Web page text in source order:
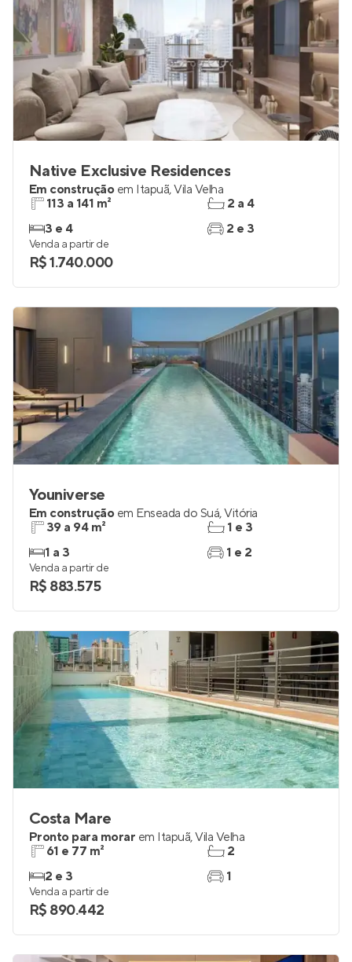
Native Exclusive Residences
Em construção em Itapuã,Vila Velha
113 a 141 m²
3 e 4
2 a 4
2 e 3
Venda a partir de
R$ 1.740.000
Youniverse
Em construção em Enseada do Suá,Vitória
39 a 94 m²
1 a 3
1 e 3
1 e 2
Venda a partir de
R$ 883.575
Costa Mare
Pronto para morar em Itapuã,Vila Velha
61 e 77 m²
2 e 3
2
1
Venda a partir de
R$ 890.442